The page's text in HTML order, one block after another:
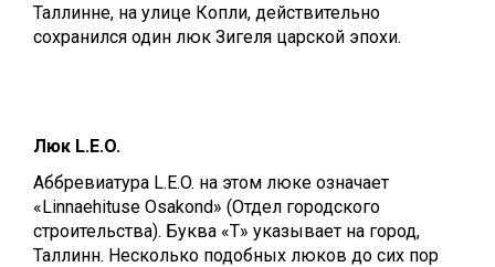
Таллинне, на улице Копли, действительно
сохранился один люк Зигеля царской эпохи.
Люк L.E.O.
Аббревиатура L.E.O. на этом люке означает
«Linnaehituse Osakond» (Отдел городского
строительства). Буква «Т» указывает на город,
Таллинн. Несколько подобных люков до сих пор